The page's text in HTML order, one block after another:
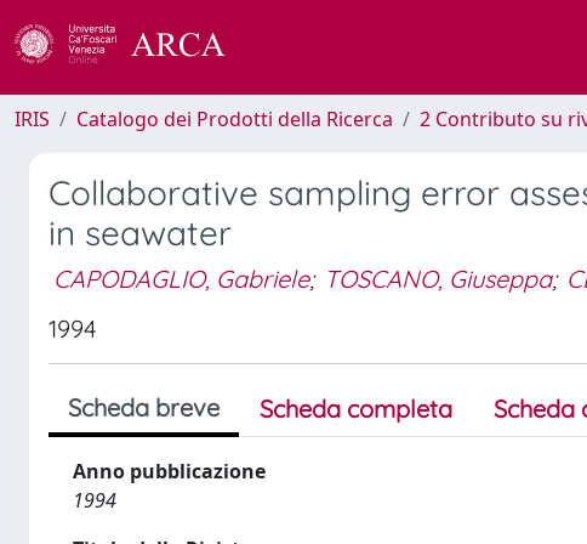
IRIS Catalogo dei Prodotti della Ricerca 2 Contributo su
Collaborative sampling error
in seawater
CAPODAGLIO, Gabriele; TOSCANO, Giuseppa;
1994
Scheda breve Scheda completa Scheda
Anno pubblicazione
1994